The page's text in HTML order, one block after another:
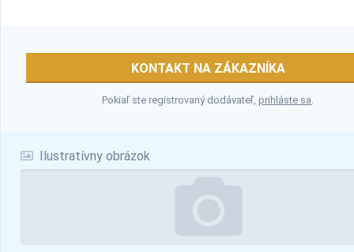
Ilustratívny obrázok
KONTAKT NA ZÁKAZNÍKA
Pokiaľ ste registrovaný dodávateľ,prihláste sa.